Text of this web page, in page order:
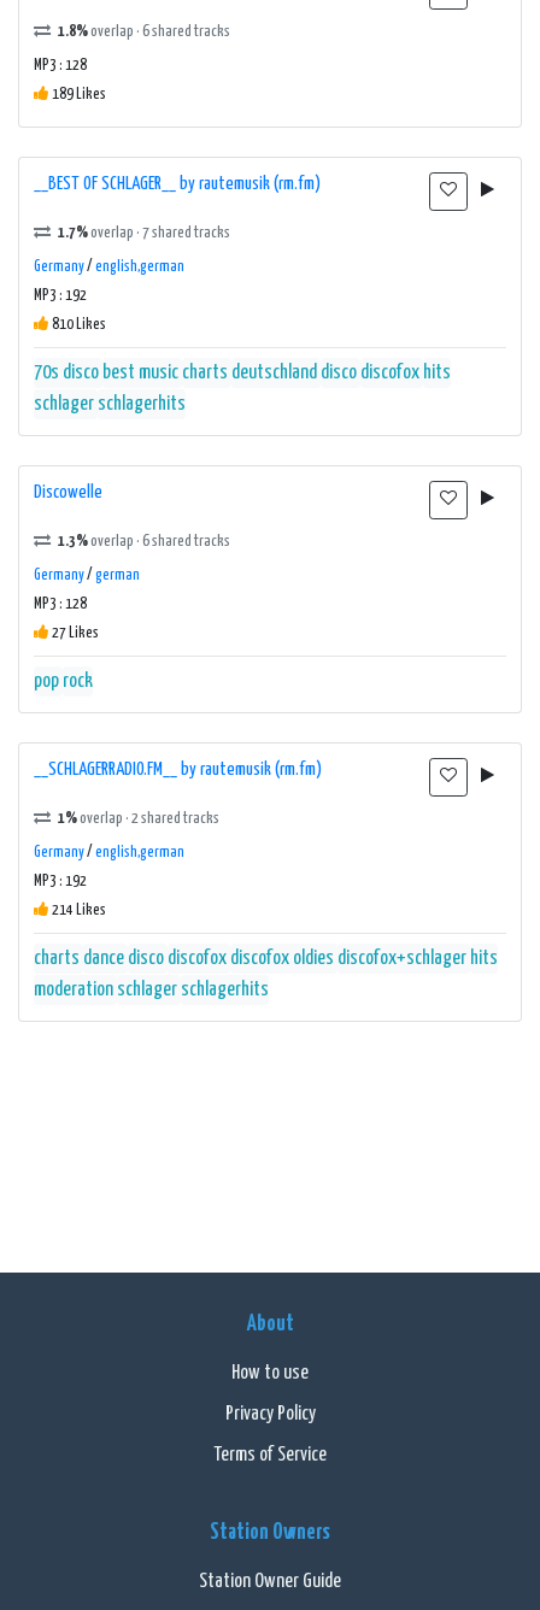
1.8%overlap · 6 shared tracks
MP3 : 128
189 Likes
__BEST OF SCHLAGER__ by rautemusik (rm.fm)
1.7%overlap · 7 shared tracks
Germany/ english,german
MP3 : 192
810 Likes
70s disco best music charts deutschland disco discofox hits
schlager schlagerhits
Discowelle
1.3%overlap · 6 shared tracks
Germany/ german
MP3 : 128
27 Likes
pop rock
__SCHLAGERRADIO.FM__ by rautemusik (rm.fm)
1%overlap · 2 shared tracks
Germany/ english,german
MP3 : 192
214 Likes
charts dance disco discofox discofox oldies discofox+schlager hits
moderation schlager schlagerhits
About
How to use
Privacy Policy
Terms of Service
Station Owners
Station Owner Guide